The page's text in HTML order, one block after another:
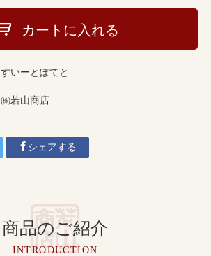
カートに入れる
すいーとぽてと
㈱若山商店
シェアする
商品のご紹介
INTRODUCTION